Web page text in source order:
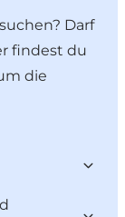
Darf
findest du
die